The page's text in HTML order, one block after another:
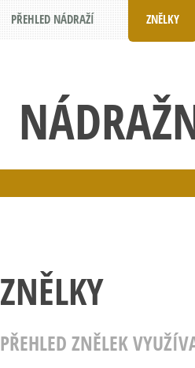
PŘEHLED NÁDRAŽÍ ZNĚLKY
ZNĚLKY
PŘEHLED ZNĚLEK